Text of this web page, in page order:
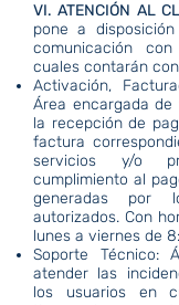
VI. ATENCIÓN AL
pone a
comunicación
cuales contarán
Activación,
Área encargada
la recepción de
factura
servicios y/o
cumplimiento al
generadas por
autorizados. Con
lunes a viernes de
Soporte Técnico:
atender las
los usuarios en